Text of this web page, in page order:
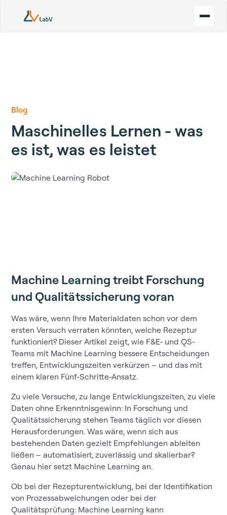
Blog
Maschinelles Lernen - was
es ist, was es leistet
Machine Learning treibt Forschung
und Qualitätssicherung voran
Was wäre, wenn Ihre Materialdaten schon vor dem
ersten Versuch verraten könnten, welche Rezeptur
funktioniert? Dieser Artikel zeigt, wie F&E- und QS-
Teams mit Machine Learning bessere Entscheidungen
treffen, Entwicklungszeiten verkürzen – und das mit
einem klaren Fünf-Schritte-Ansatz.
Zu viele Versuche, zu lange Entwicklungszeiten, zu viele
Daten ohne Erkenntnisgewinn: In Forschung und
Qualitätssicherung stehen Teams täglich vor diesen
Herausforderungen. Was wäre, wenn sich aus
bestehenden Daten gezielt Empfehlungen ableiten
ließen – automatisiert, zuverlässig und skalierbar?
Genau hier setzt Machine Learning an.
Ob bei der Rezepturentwicklung, bei der Identifikation
von Prozessabweichungen oder bei der
Qualitätsprüfung: Machine Learning kann